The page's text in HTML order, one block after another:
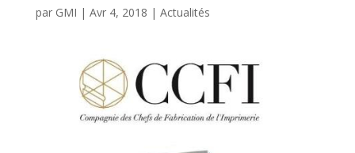
par GMI | Avr 4, 2018 | Actualités